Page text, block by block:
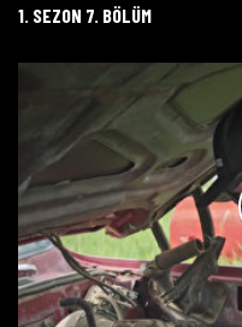
1. SEZON 7. BÖLÜM